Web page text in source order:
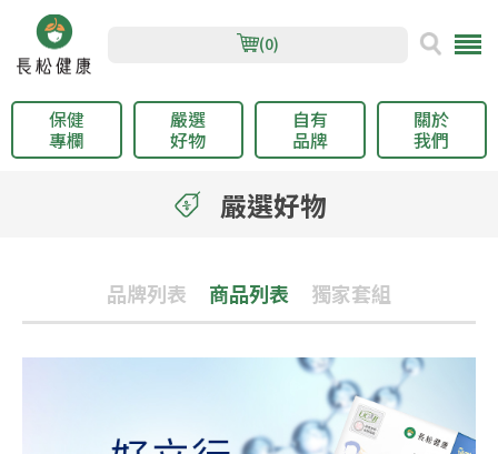
(0)
保健
專欄
嚴選
好物
自有
品牌
關於
我們
嚴選好物
品牌列表 商品列表 獨家套組